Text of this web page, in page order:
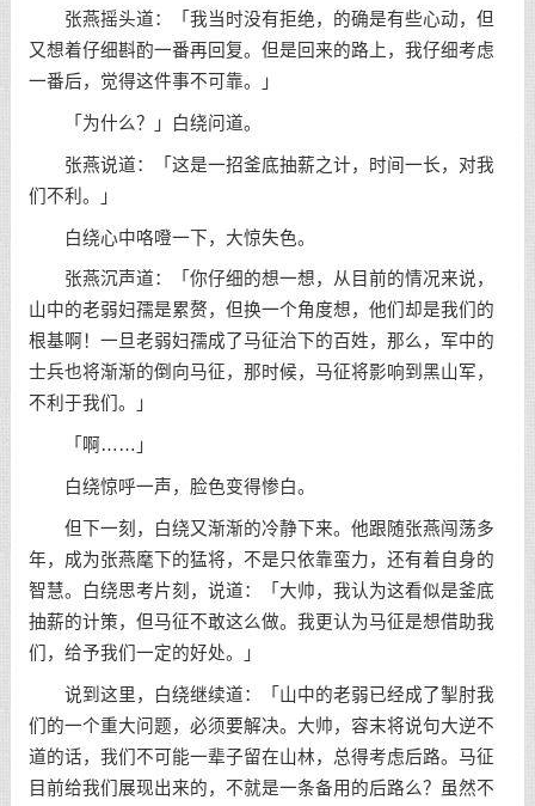
张燕摇头道：「我当时没有拒绝，的确是有些心动，但
又想着仔细斟酌一番再回复。但是回来的路上，我仔细考虑
一番后，觉得这件事不可靠。」
「为什么？」白绕问道。
张燕说道：「这是一招釜底抽薪之计，时间一长，对我
们不利。」
白绕心中咯噔一下，大惊失色。
张燕沉声道：「你仔细的想一想，从目前的情况来说，
山中的老弱妇孺是累赘，但换一个角度想，他们却是我们的
根基啊！一旦老弱妇孺成了马征治下的百姓，那么，军中的
士兵也将渐渐的倒向马征，那时候，马征将影响到黑山军，
不利于我们。」
「啊……」
白绕惊呼一声，脸色变得惨白。
但下一刻，白绕又渐渐的冷静下来。他跟随张燕闯荡多
年，成为张燕麾下的猛将，不是只依靠蛮力，还有着自身的
智慧。白绕思考片刻，说道：「大帅，我认为这看似是釜底
抽薪的计策，但马征不敢这么做。我更认为马征是想借助我
们，给予我们一定的好处。」
说到这里，白绕继续道：「山中的老弱已经成了掣肘我
们的一个重大问题，必须要解决。大帅，容末将说句大逆不
道的话，我们不可能一辈子留在山林，总得考虑后路。马征
目前给我们展现出来的，不就是一条备用的后路么？虽然不